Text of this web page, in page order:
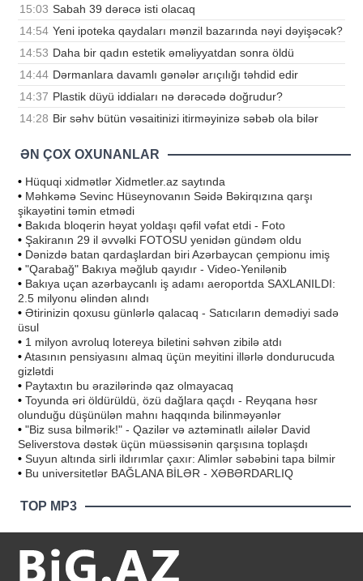
15:03 Sabah 39 dərəcə isti olacaq
14:54 Yeni ipoteka qaydaları mənzil bazarında nəyi dəyişəcək?
14:53 Daha bir qadın estetik əməliyyatdan sonra öldü
14:44 Dərmanlara davamlı gənələr arıçılığı təhdid edir
14:37 Plastik düyü iddiaları nə dərəcədə doğrudur?
14:28 Bir səhv bütün vəsaitinizi itirməyinizə səbəb ola bilər
ƏN ÇOX OXUNANLAR
• Hüquqi xidmətlər Xidmetler.az saytında
• Məhkəmə Sevinc Hüseynovanın Səidə Bəkirqızına qarşı
şikayətini təmin etmədi
• Bakıda bloqerin həyat yoldaşı qəfil vəfat etdi - Foto
• Şakiranın 29 il əvvəlki FOTOSU yenidən gündəm oldu
• Dənizdə batan qardaşlardan biri Azərbaycan çempionu imiş
• "Qarabağ" Bakıya məğlub qayıdır - Video-Yenilənib
• Bakıya uçan azərbaycanlı iş adamı aeroportda SAXLANILDI:
2.5 milyonu əlindən alındı
• Ətirinizin qoxusu günlərlə qalacaq - Satıcıların demədiyi sadə
üsul
• 1 milyon avroluq lotereya biletini səhvən zibilə atdı
•Atasının pensiyasını almaq üçün meyitini illərlə dondurucuda
gizlətdi
• Paytaxtın bu ərazilərində qaz olmayacaq
• Toyunda əri öldürüldü, özü dağlara qaçdı - Reyqana həsr
olunduğu düşünülən mahnı haqqında bilinməyənlər
• "Biz susa bilmərik!" - Qazilər və aztəminatlı ailələr David
Seliverstova dəstək üçün müəssisənin qarşısına toplaşdı
• Suyun altında sirli ildırımlar çaxır: Alimlər səbəbini tapa bilmir
• Bu universitetlər BAĞLANA BİLƏR - XƏBƏRDARLIQ
TOP MP3